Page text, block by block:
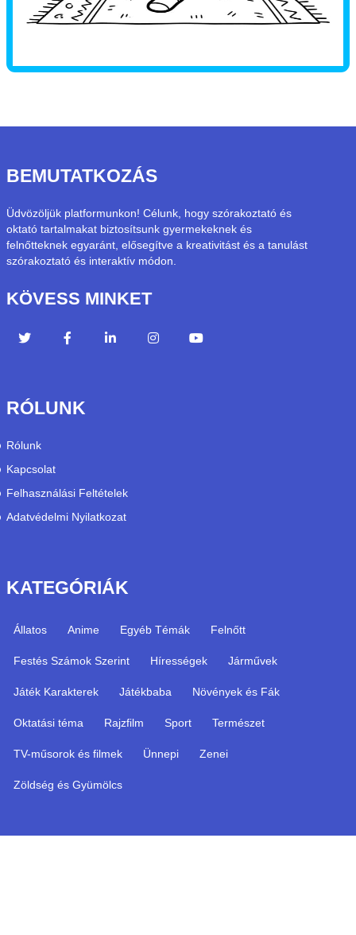
BEMUTATKOZÁS
Üdvözöljük platformunkon! Célunk, hogy szórakoztató és
oktató tartalmakat biztosítsunk gyermekeknek és
felnőtteknek egyaránt, elősegítve a kreativitást és a tanulást
szórakoztató és interaktív módon.
KÖVESS MINKET
RÓLUNK
Rólunk
Kapcsolat
Felhasználási Feltételek
Adatvédelmi Nyilatkozat
KATEGÓRIÁK
Állatos Anime Egyéb Témák Felnőtt
Festés Számok Szerint Hírességek Járművek
Játék Karakterek Játékbaba Növények és Fák
Oktatási téma Rajzfilm Sport Természet
TV-műsorok és filmek Ünnepi Zenei
Zöldség és Gyümölcs